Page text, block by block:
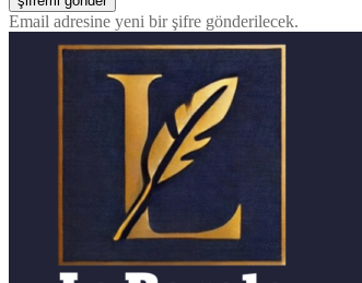
Email adresine yeni bir şifre gönderilecek.